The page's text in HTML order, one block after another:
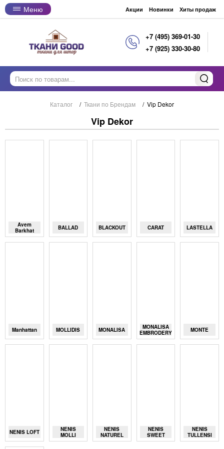
Меню Акции Новинки Хиты продаж
+7 (495) 369-01-30
+7 (925) 330-30-80
Каталог / Ткани по Брендам / Vip Dekor
Vip Dekor
Avem
Barkhat
BALLAD BLACKOUT CARAT LASTELLA
Manhattan MOLLIDIS MONALISA
MONALISA
EMBRODERY
MONTE
NENIS LOFT
NENIS
MOLLI
NENIS
NATUREL
NENIS
SWEET
NENIS
TULLENSI